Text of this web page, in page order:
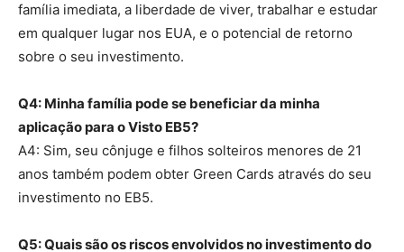
família imediata, a liberdade de viver, trabalhar e estudar
em qualquer lugar nos EUA, e o potencial de retorno
sobre o seu investimento.
Q4: Minha família pode se beneficiar da minha
aplicação para o Visto EB5?
A4: Sim, seu cônjuge e filhos solteiros menores de 21
anos também podem obter Green Cards através do seu
investimento no EB5.
Q5: Quais são os riscos envolvidos no investimento do